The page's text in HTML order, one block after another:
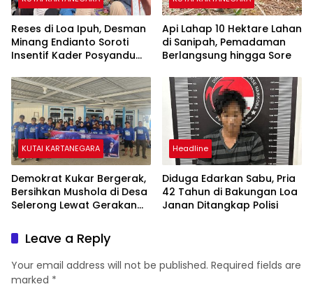
Reses di Loa Ipuh, Desman
Minang Endianto Soroti
Insentif Kader Posyandu
Api Lahap 10 Hektare Lahan
di Sanipah, Pemadaman
Berlangsung hingga Sore
KUTAI KARTANEGARA
Demokrat Kukar Bergerak,
Bersihkan Mushola di Desa
Selerong Lewat Gerakan
Headline
Diduga Edarkan Sabu, Pria
42 Tahun di Bakungan Loa
Janan Ditangkap Polisi
Leave a Reply
Your email address will not be published. Required fields are
marked *